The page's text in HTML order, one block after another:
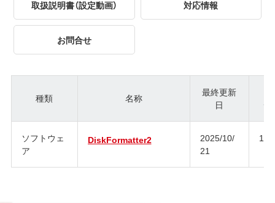
取扱説明書（設定動画） 対応情報
お問合せ
種類 名称
最終更新
日
ジ
ソフトウェ
ア
DiskFormatter2
2025/10/
21